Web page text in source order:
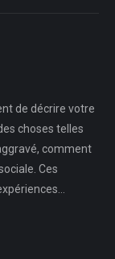
de décrire votre
choses telles
comment
Ces